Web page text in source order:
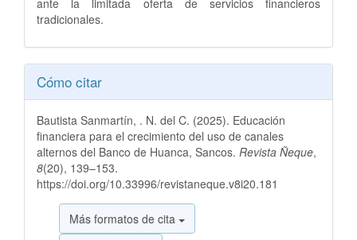
ante la limitada oferta de servicios financieros
tradicionales.
Detalles
del
artículo
Cómo citar
Bautista Sanmartín, . N. del C. (2025). Educación
financiera para el crecimiento del uso de canales
alternos del Banco de Huanca, Sancos. Revista Ñeque,
8(20), 139–153.
https://doi.org/10.33996/revistaneque.v8i20.181
Más formatos de cita